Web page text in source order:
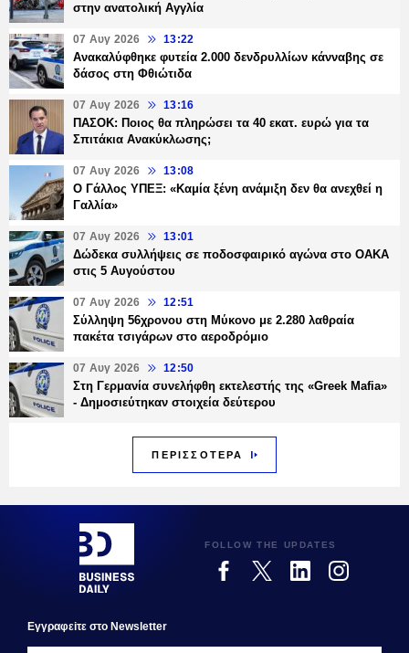
στην ανατολική Αγγλία
07 Αυγ 2026 13:22
Ανακαλύφθηκε φυτεία 2.000 δενδρυλλίων κάνναβης σε
δάσος στη Φθιώτιδα
07 Αυγ 2026 13:16
ΠΑΣΟΚ: Ποιος θα πληρώσει τα 40 εκατ. ευρώ για τα
Σπιτάκια Ανακύκλωσης;
07 Αυγ 2026 13:08
Ο Γάλλος ΥΠΕΞ: «Καμία ξένη ανάμιξη δεν θα ανεχθεί η
Γαλλία»
07 Αυγ 2026 13:01
Δώδεκα συλλήψεις σε ποδοσφαιρικό αγώνα στο ΟΑΚΑ
στις 5 Αυγούστου
07 Αυγ 2026 12:51
Σύλληψη 56χρονου στη Μύκονο με 2.280 λαθραία
πακέτα τσιγάρων στο αεροδρόμιο
07 Αυγ 2026 12:50
Στη Γερμανία συνελήφθη εκτελεστής της «Greek Mafia»
- Δημοσιεύτηκαν στοιχεία δεύτερου
ΠΕΡΙΣΣΟΤΕΡΑ
FOLLOW THE UPDATES
Εγγραφεiτε στο Newsletter